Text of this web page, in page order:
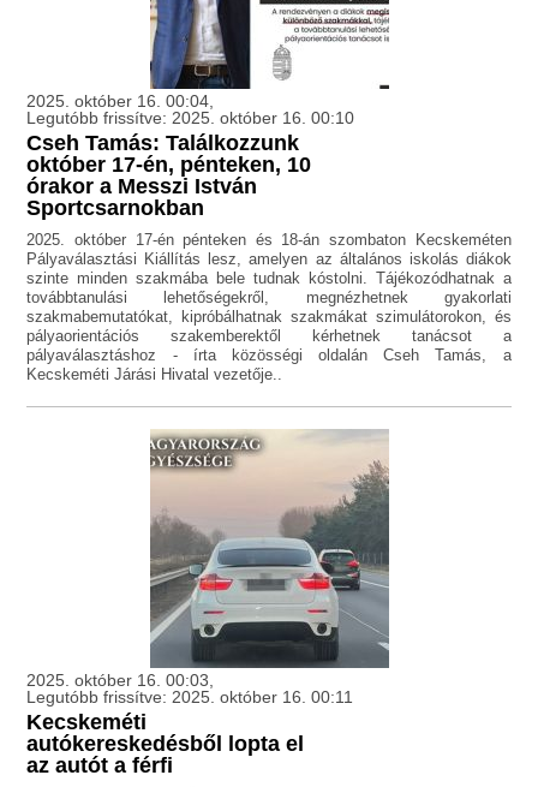
2025. október 16. 00:04,
Legutóbb frissítve: 2025. október 16. 00:10
Cseh Tamás: Találkozzunk
október 17-én, pénteken, 10
órakor a Messzi István
Sportcsarnokban
2025. október 17-én pénteken és 18-án szombaton Kecskeméten
Pályaválasztási Kiállítás lesz, amelyen az általános iskolás diákok
szinte minden szakmába bele tudnak kóstolni. Tájékozódhatnak a
továbbtanulási lehetőségekről, megnézhetnek gyakorlati
szakmabemutatókat, kipróbálhatnak szakmákat szimulátorokon, és
pályaorientációs szakemberektől kérhetnek tanácsot a
pályaválasztáshoz - írta közösségi oldalán Cseh Tamás, a
Kecskeméti Járási Hivatal vezetője..
2025. október 16. 00:03,
Legutóbb frissítve: 2025. október 16. 00:11
Kecskeméti
autókereskedésből lopta el
az autót a férfi